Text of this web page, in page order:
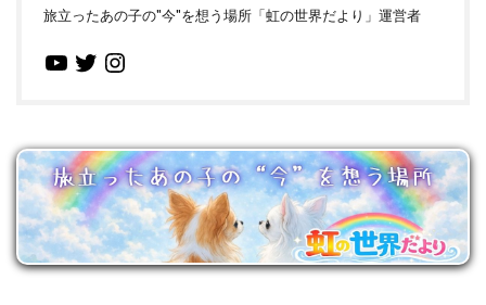
旅立ったあの子の"今"を想う場所「虹の世界だより」運営者